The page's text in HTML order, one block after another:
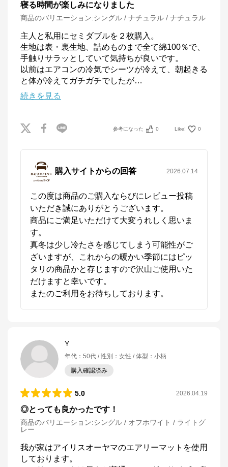
寝る時間が楽しみになりました
商品のバリエーション:シングル / ナチュラル / ナチュラル
主人と私用にセミダブルを２枚購入。
生地は表・裏生地、詰めものまで全て綿100％で、
手触りサラッとしていて気持ちが良いです。
以前はエアコンの冷気でシーツが冷えて、朝起きる
と体が冷えてガチガチでしたが…
続きを見る
参考になった 0 Like! 0
購入サイトからの回答 2026.07.14
この度は商品のご購入ならびにレビュー投稿
いただき誠にありがとうございます。
商品にご満足いただけて大変うれしく思いま
す。
真冬は少し冷たさを感じてしまう可能性がご
ざいますが、これからの暖かい季節にはピッ
タリの商品かと存じますので沢山ご使用いた
だけますと幸いです。
またのご利用をお待ちしております。
Y
年代 ： 50代 性別 ： 女性 体型 ： 小柄
購入確認済み
5.0 2026.04.19
◎とっても良かったです！
商品のバリエーション:シングル / オフホワイト / ライトグ
レー
我が家はアイリスオーヤマのエアリーマットを使用
しております。